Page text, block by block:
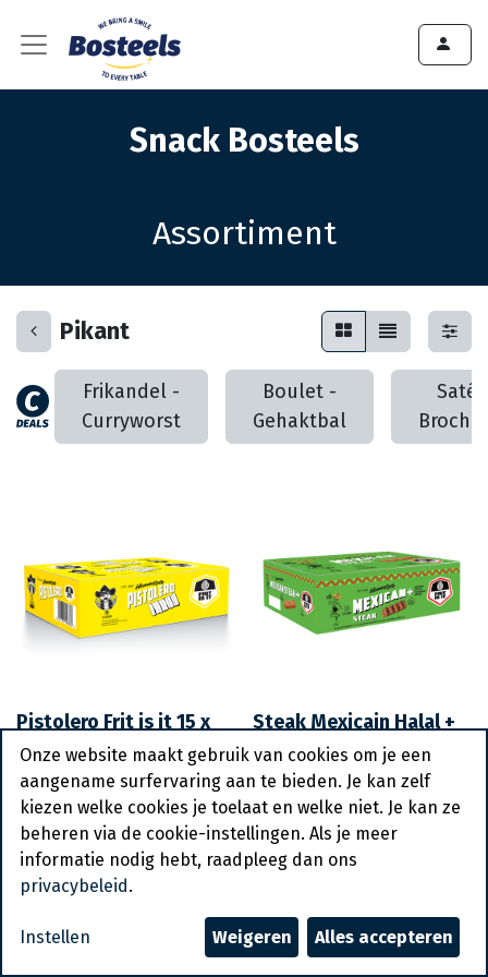
Snack Bosteels
Assortiment
Pikant
Frikandel -
Curryworst
Boulet -
Gehaktbal
Saté
Pistolero Frit is it 15 x
140 gr
Steak Mexicain Halal +
Frit is it 20 x 140 gr
Onze website maakt gebruik van cookies om je een
aangename surfervaring aan te bieden. Je kan zelf
kiezen welke cookies je toelaat en welke niet. Je kan ze
beheren via de cookie-instellingen. Als je meer
informatie nodig hebt, raadpleeg dan ons
privacybeleid .
Instellen Weigeren Alles accepteren